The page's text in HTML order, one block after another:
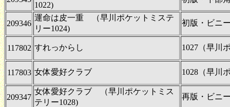
1022)
209346
運命は皮一重 （早川ポケットミステ
リー1024)
初版・ビニ
117802 すれっからし 1027（早川
117803 女体愛好クラブ 1028（早川
209347
女体愛好クラブ （早川ポケットミス
テリー1028)
再版・ビニ